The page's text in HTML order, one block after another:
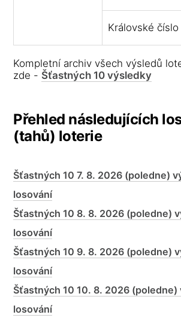
Královské číslo
Kompletní archiv všech výsledů
zde - Šťastných 10 výsledky
Přehled následujících
(tahů) loterie
Šťastných 10 7. 8. 2026 (poledne)
losování
Šťastných 10 8. 8. 2026 (poledne)
losování
Šťastných 10 9. 8. 2026 (poledne)
losování
Šťastných 10 10. 8. 2026 (poledne)
losování